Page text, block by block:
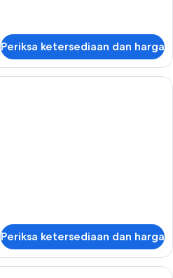
Periksa ketersediaan dan harga
Penthouse | Area keluarga | Smart
Periksa ketersediaan dan harga